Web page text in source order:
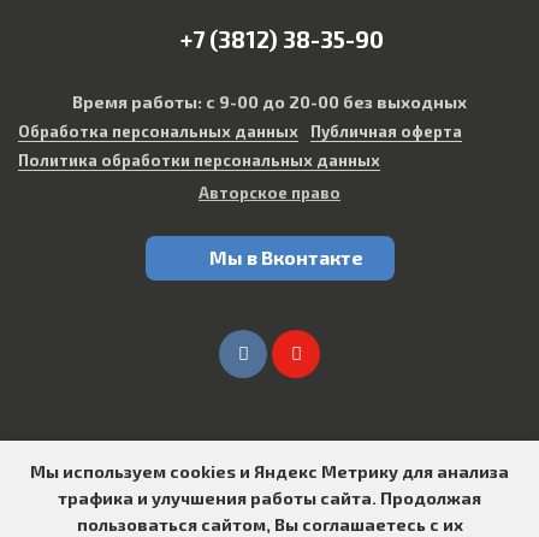
+7 (3812) 38-35-90
Время работы: с 9-00 до 20-00 без выходных
Обработка персональных данных
Публичная оферта
Политика обработки персональных данных
Авторское право
Мы в Вконтакте
Создание сайтов в Омске
Мы используем cookies и Яндекс Метрику для анализа
трафика и улучшения работы сайта. Продолжая
пользоваться сайтом, Вы соглашаетесь с их